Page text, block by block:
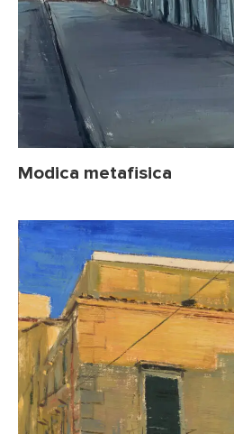
Modica metafisica